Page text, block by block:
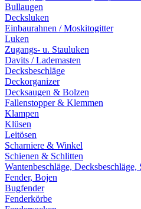
Bullaugen
Decksluken
Einbaurahnen / Moskitogitter
Luken
Zugangs- u. Stauluken
Davits / Lademasten
Decksbeschläge
Deckorganizer
Decksaugen & Bolzen
Fallenstopper & Klemmen
Klampen
Klüsen
Leitösen
Scharniere & Winkel
Schienen & Schlitten
Wantenbeschläge,
Fender, Bojen
Bugfender
Fenderkörbe